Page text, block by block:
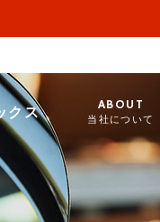
クス
ABOUT
当社について